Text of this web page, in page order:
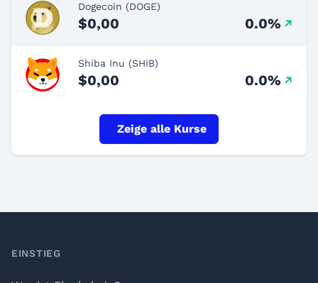
Dogecoin (DOGE)
$0,00 0.0%
Shiba Inu (SHIB)
$0,00 0.0%
Zeige alle Kurse
Footer
EINSTIEG